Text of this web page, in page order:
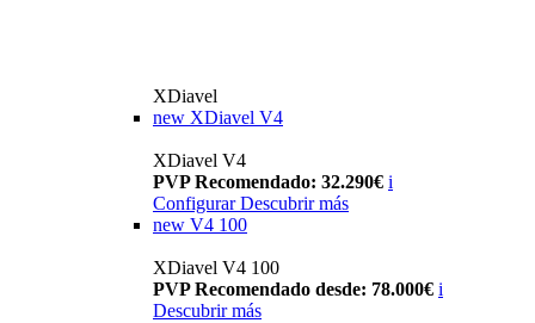
XDiavel
new XDiavel V4
XDiavel V4
PVP Recomendado: 32.290€ i
Configurar Descubrir más
new V4 100
XDiavel V4 100
PVP Recomendado desde: 78.000€ i
Descubrir más